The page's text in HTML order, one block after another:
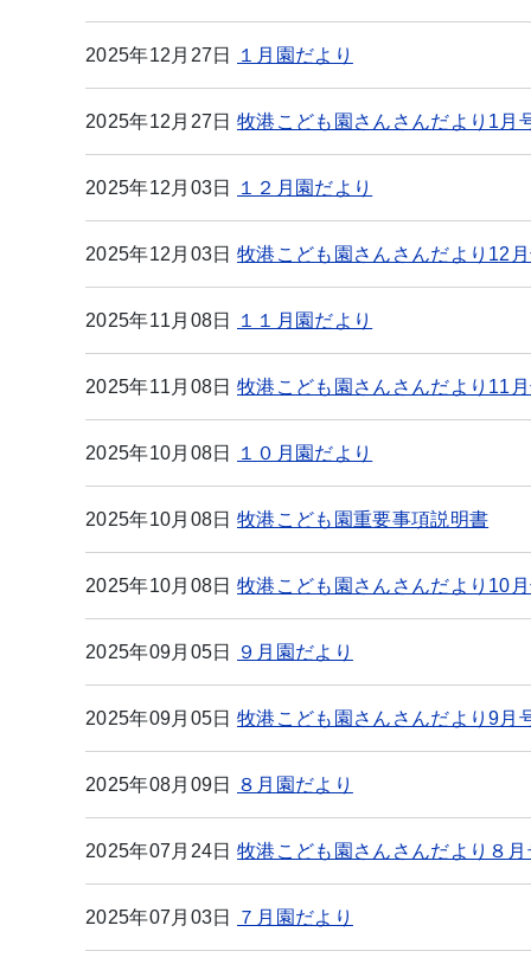
2025年12月27日 １月園だより
2025年12月27日 牧港こども園さんさんだより1月
2025年12月03日 １２月園だより
2025年12月03日 牧港こども園さんさんだより12
2025年11月08日 １１月園だより
2025年11月08日 牧港こども園さんさんだより11
2025年10月08日 １０月園だより
2025年10月08日 牧港こども園重要事項説明書
2025年10月08日 牧港こども園さんさんだより10
2025年09月05日 ９月園だより
2025年09月05日 牧港こども園さんさんだより9月
2025年08月09日 ８月園だより
2025年07月24日 牧港こども園さんさんだより８月
2025年07月03日 ７月園だより